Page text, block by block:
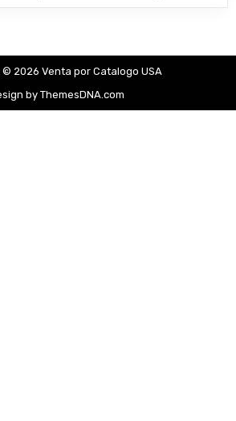
2026 Venta por Catalogo USA
by ThemesDNA.com